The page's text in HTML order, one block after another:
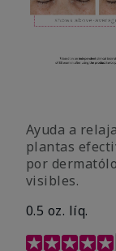
Ayuda a
plantas
por
visibles.
0.5 oz. líq.
Calificación